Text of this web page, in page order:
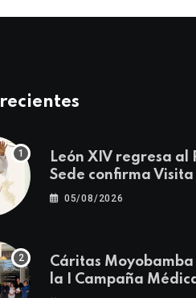
recientes
León XIV regresa al
Sede confirma
del 11 al 17 de
05/08/2026
Cáritas
la I Campaña